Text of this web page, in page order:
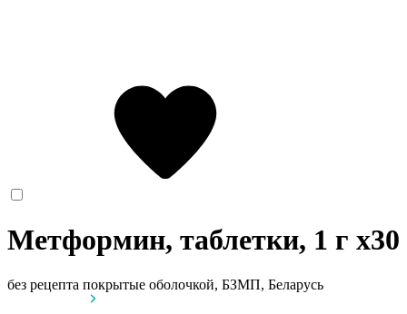
Метформин, таблетки, 1 г x30
без рецепта покрытые оболочкой, БЗМП, Беларусь